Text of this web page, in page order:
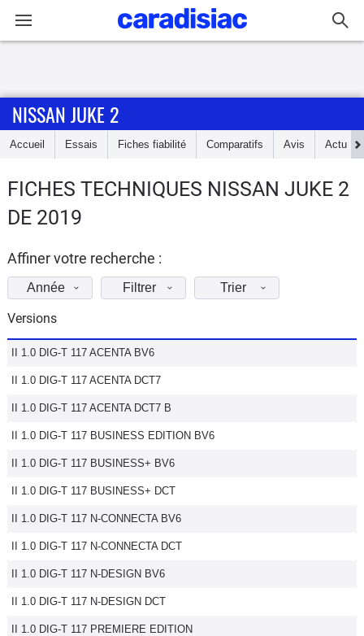
Accueil
Essais
d'achat
Electriques
Utilitaires
Flottes
Auto
Services
Forum
Marques
NISSAN JUKE 2
Accueil Essais Fiches fiabilité Comparatifs Avis Actu
FICHES TECHNIQUES NISSAN JUKE 2
DE 2019
Affiner votre recherche :
Année Filtrer Trier
Versions
II 1.0 DIG-T 117 ACENTA BV6
II 1.0 DIG-T 117 ACENTA DCT7
II 1.0 DIG-T 117 ACENTA DCT7 B
II 1.0 DIG-T 117 BUSINESS EDITION BV6
II 1.0 DIG-T 117 BUSINESS+ BV6
II 1.0 DIG-T 117 BUSINESS+ DCT
II 1.0 DIG-T 117 N-CONNECTA BV6
II 1.0 DIG-T 117 N-CONNECTA DCT
II 1.0 DIG-T 117 N-DESIGN BV6
II 1.0 DIG-T 117 N-DESIGN DCT
II 1.0 DIG-T 117 PREMIERE EDITION